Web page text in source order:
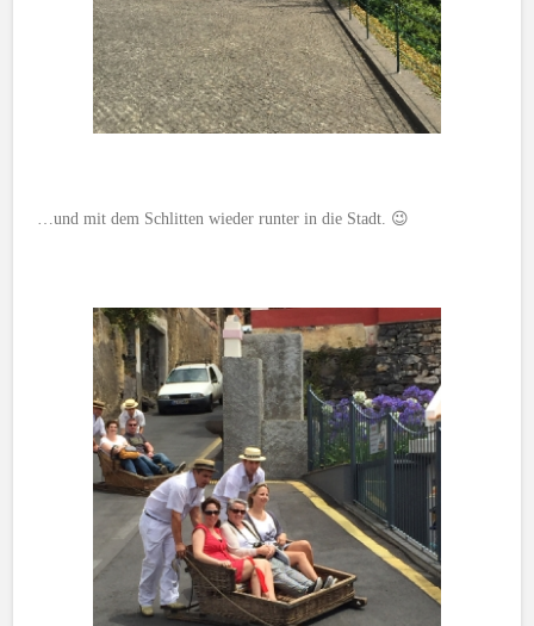
…und mit dem Schlitten wieder runter in die Stadt. 😉